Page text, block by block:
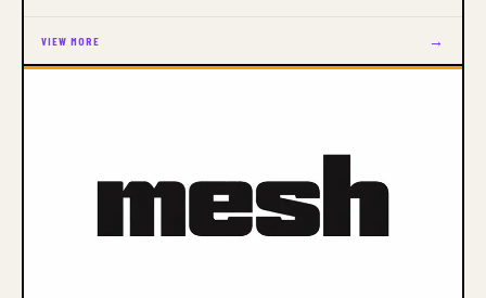
Esmeralda.
VIEW MORE →